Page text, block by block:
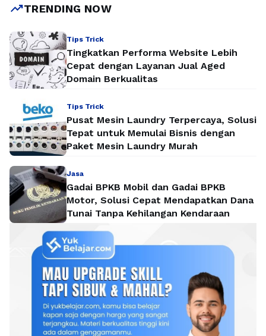
trending_upTRENDING NOW
Tips Trick
Tingkatkan Performa Website Lebih
Cepat dengan Layanan Jual Aged
Domain Berkualitas
Tips Trick
Pusat Mesin Laundry Terpercaya, Solusi
Tepat untuk Memulai Bisnis dengan
Paket Mesin Laundry Murah
Jasa
Gadai BPKB Mobil dan Gadai BPKB
Motor, Solusi Cepat Mendapatkan Dana
Tunai Tanpa Kehilangan Kendaraan